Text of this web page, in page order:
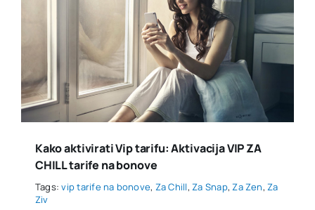
Kako aktivirati Vip tarifu: Aktivacija VIP ZA
CHILL tarife na bonove
Tags:vip tarife na bonove, Za Chill,Za Snap,Za Zen,Za
Ziv